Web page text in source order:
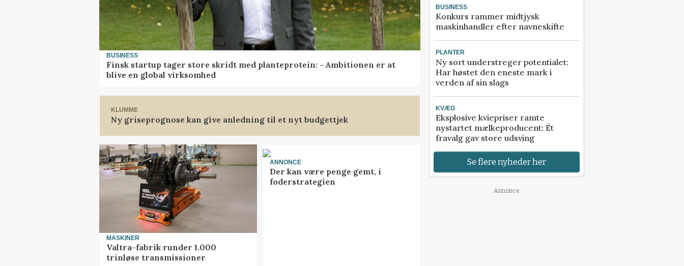
BUSINESS
Finsk startup tager store skridt med planteprotein: - Ambitionen er at
blive en global virksomhed
KLUMME
Ny griseprognose kan give anledning til et nyt budgettjek
MASKINER
Valtra-fabrik runder 1.000
trinløse transmissioner
ANNONCE
Der kan være penge gemt, i
foderstrategien
BUSINESS
Konkurs rammer midtjysk
maskinhandler efter navneskifte
PLANTER
Ny sort understreger potentialet:
Har høstet den eneste mark i
verden af sin slags
KVÆG
Eksplosive kviepriser ramte
nystartet mælkeproducent: Ét
fravalg gav store udsving
Se flere nyheder her
Annonce